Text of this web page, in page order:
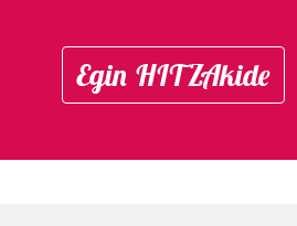
Egin HITZAkide